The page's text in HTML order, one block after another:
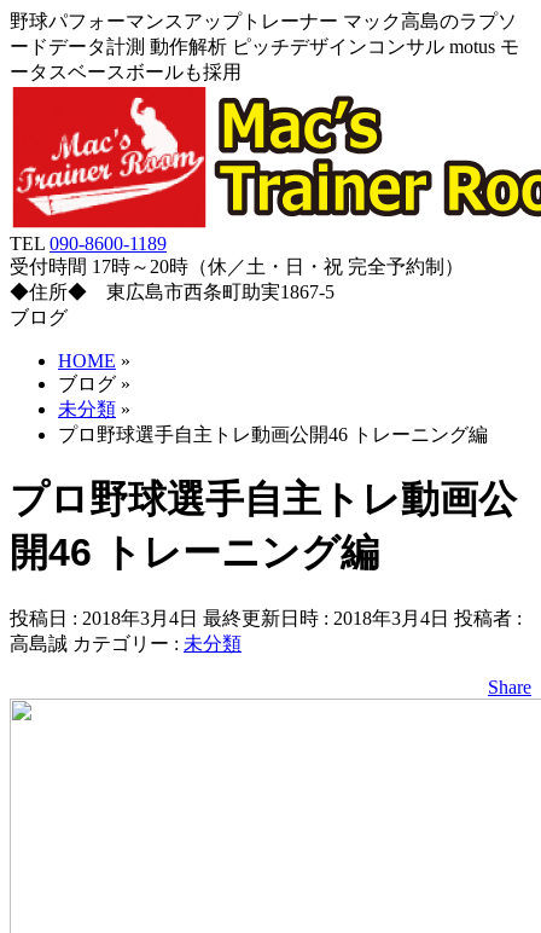
野球パフォーマンスアップトレーナー マック高島のラプソ
ードデータ計測 動作解析 ピッチデザインコンサル motus モ
ータスベースボールも採用
TEL 090-8600-1189
受付時間 17時～20時（休／土・日・祝 完全予約制）
◆住所◆ 東広島市西条町助実1867-5
ブログ
HOME »
ブログ »
未分類 »
プロ野球選手自主トレ動画公開46 トレーニング編
プロ野球選手自主トレ動画公
開46 トレーニング編
投稿日 : 2018年3月4日 最終更新日時 : 2018年3月4日 投稿者 :
高島誠 カテゴリー : 未分類
Share